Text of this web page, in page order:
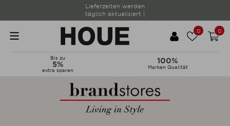
Lieferzeiten werden
täglich aktualisiert |
0 0
Bis zu
5%
extra sparen
100%
Marken Qualität